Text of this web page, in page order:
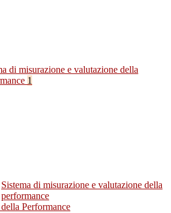
di misurazione e valutazione della
1
Sistema di misurazione e valutazione della
performance
Performance